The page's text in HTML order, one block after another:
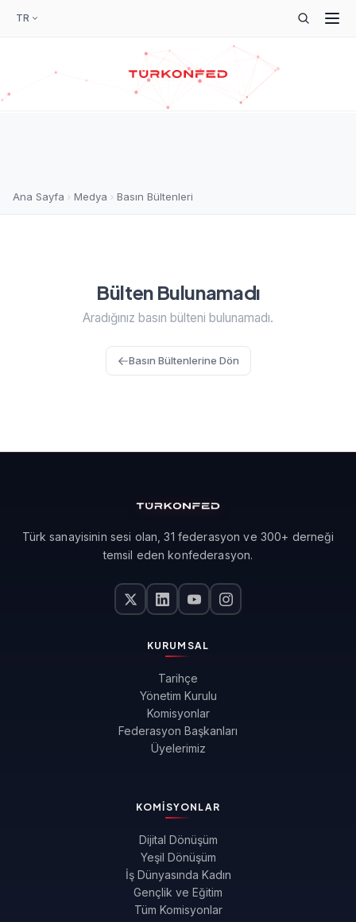
TR
Ana Sayfa Medya Basın Bültenleri
Bülten Bulunamadı
Aradığınız basın bülteni bulunamadı.
Basın Bültenlerine Dön
Türk sanayisinin sesi olan, 31 federasyon ve 300+ derneği
temsil eden konfederasyon.
KURUMSAL
Tarihçe
Yönetim Kurulu
Komisyonlar
Federasyon Başkanları
Üyelerimiz
KOMISYONLAR
Dijital Dönüşüm
Yeşil Dönüşüm
İş Dünyasında Kadın
Gençlik ve Eğitim
Tüm Komisyonlar